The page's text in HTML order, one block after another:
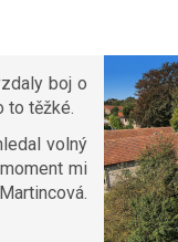
boj o
to těžké.
volný
mi